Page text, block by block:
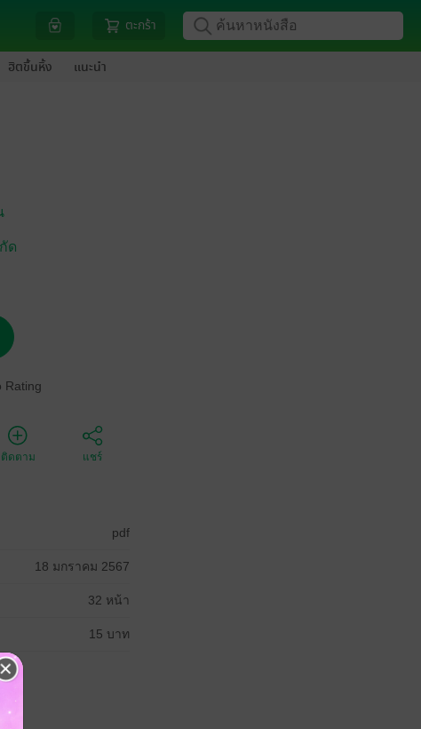
ตะกร้า
ฮิตขึ้นหิ้ง แนะนำ
ด
Rating
ติดตาม แชร์
pdf
18 มกราคม 2567
32 หน้า
15 บาท